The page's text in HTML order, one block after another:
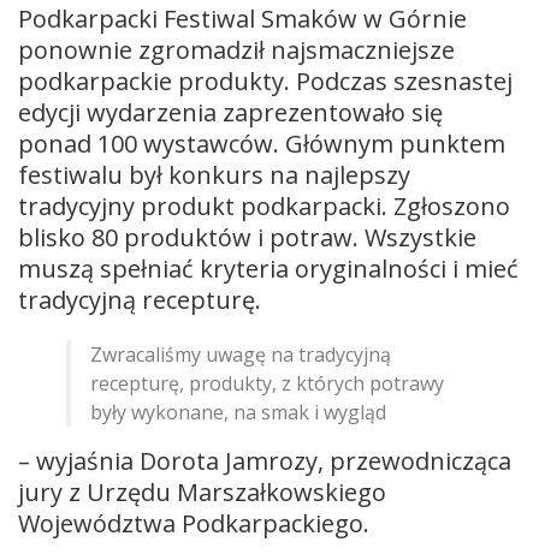
Podkarpacki Festiwal Smaków w Górnie
ponownie zgromadził najsmaczniejsze
podkarpackie produkty. Podczas szesnastej
edycji wydarzenia zaprezentowało się
ponad 100 wystawców. Głównym punktem
festiwalu był konkurs na najlepszy
tradycyjny produkt podkarpacki. Zgłoszono
blisko 80 produktów i potraw. Wszystkie
muszą spełniać kryteria oryginalności i mieć
tradycyjną recepturę.
Zwracaliśmy uwagę na tradycyjną
recepturę, produkty, z których potrawy
były wykonane, na smak i wygląd
– wyjaśnia Dorota Jamrozy, przewodnicząca
jury z Urzędu Marszałkowskiego
Województwa Podkarpackiego.